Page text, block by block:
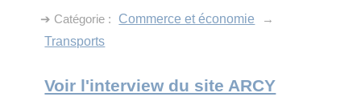
➔ Catégorie : Commerce et économie
→
Transports
Voir l'interview du site ARCY